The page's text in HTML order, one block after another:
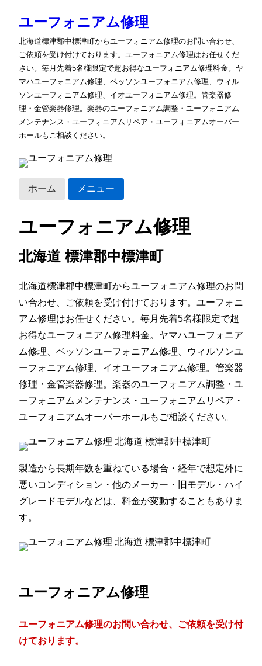
ユーフォニアム修理
北海道標津郡中標津町からユーフォニアム修理のお問い合わせ、
ご依頼を受け付けております。ユーフォニアム修理はお任せくだ
さい。毎月先着5名様限定で超お得なユーフォニアム修理料金。ヤ
マハユーフォニアム修理、ベッソンユーフォニアム修理、ウィル
ソンユーフォニアム修理、イオユーフォニアム修理。管楽器修
理・金管楽器修理。楽器のユーフォニアム調整・ユーフォニアム
メンテナンス・ユーフォニアムリペア・ユーフォニアムオーバー
ホールもご相談ください。
ホーム メニュー
ユーフォニアム修理
北海道 標津郡中標津町
北海道標津郡中標津町からユーフォニアム修理のお問
い合わせ、ご依頼を受け付けております。ユーフォニ
アム修理はお任せください。毎月先着5名様限定で超
お得なユーフォニアム修理料金。ヤマハユーフォニア
ム修理、ベッソンユーフォニアム修理、ウィルソンユ
ーフォニアム修理、イオユーフォニアム修理。管楽器
修理・金管楽器修理。楽器のユーフォニアム調整・ユ
ーフォニアムメンテナンス・ユーフォニアムリペア・
ユーフォニアムオーバーホールもご相談ください。
製造から長期年数を重ねている場合・経年で想定外に
悪いコンディション・他のメーカー・旧モデル・ハイ
グレードモデルなどは、料金が変動することもありま
す。
ユーフォニアム修理
ユーフォニアム修理のお問い合わせ、ご依頼を受け付
けております。